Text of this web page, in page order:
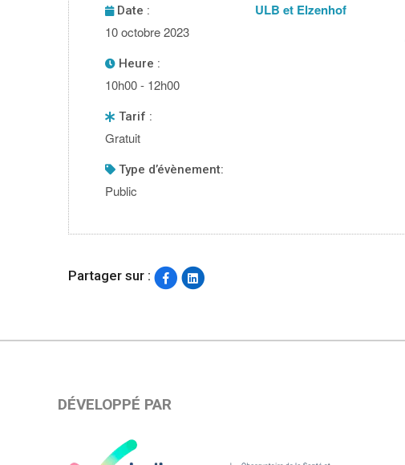
Date :
10 octobre 2023
Heure :
10h00 - 12h00
Tarif :
Gratuit
type d’évènement:
Public
ULB et Elzenhof
Partager sur :
DÉVELOPPÉ PAR